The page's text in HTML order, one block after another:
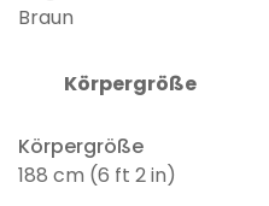
Braun
Körpergröße
Körpergröße
188 cm (6 ft 2 in)